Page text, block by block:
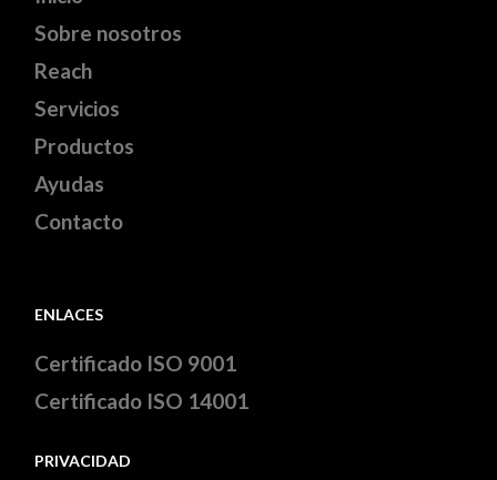
Sobre nosotros
Reach
Servicios
Productos
Ayudas
Contacto
ENLACES
Certificado ISO 9001
Certificado ISO 14001
PRIVACIDAD